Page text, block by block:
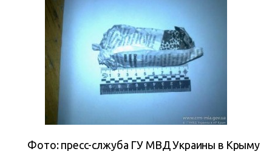
Фото: пресс-слжуба ГУ МВД Украины в Крыму